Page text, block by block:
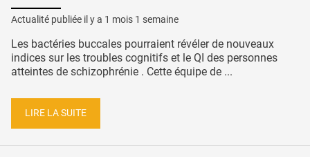
Actualité publiée il y a 1 mois 1 semaine
Les bactéries buccales pourraient révéler de nouveaux
indices sur les troubles cognitifs et le QI des personnes
atteintes de schizophrénie . Cette équipe de ...
LIRE LA SUITE